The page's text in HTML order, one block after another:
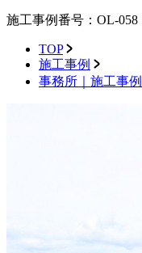
施工事例番号：OL-058
TOP
施工事例
事務所｜施工事